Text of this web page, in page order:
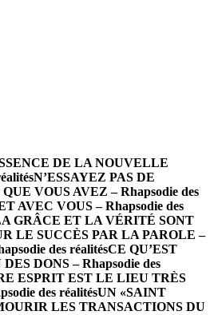
DE LA NOUVELLE
N’ESSAYEZ PAS DE
VOUS AVEZ – Rhapsodie des
AVEC VOUS – Rhapsodie des
GRÂCE ET LA VÉRITÉ SONT
LE SUCCÈS PAR LA PAROLE –
des réalitésCE QU’EST
DONS – Rhapsodie des
ESPRIT EST LE LIEU TRÈS
des réalitésUN «SAINT
LES TRANSACTIONS DU